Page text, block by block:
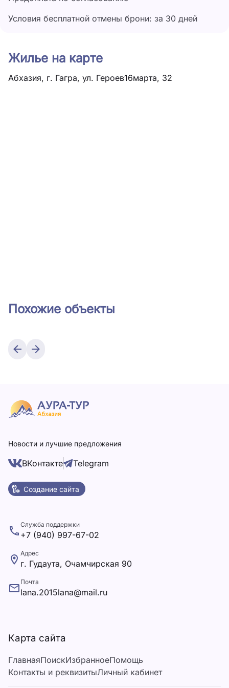
Условия бесплатной отмены брони: за 30 дней
Жилье на карте
Абхазия, г. Гагра, ул. Героев16марта, 32
Похожие объекты
Новости и лучшие предложения
ВКонтакте Telegram
Создание сайта
Карта сайта
ГлавнаяПоискИзбранноеПомощь
Контакты и реквизитыЛичный кабинет
Служба поддержки
+7 (940) 997-67-02
Адрес
г. Гудаута, Очамчирская 90
Почта
lana.2015lana@mail.ru